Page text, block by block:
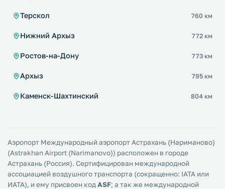
Терскол 760 км
Нижний Архыз 772 км
Ростов-на-Дону 773 км
Архыз 795 км
Каменск-Шахтинский 804 км
Аэропорт Международный аэропорт Астрахань (Нариманово)
(Astrakhan Airport (Narimanovo)) расположен в городе
Астрахань (Россия). Сертифицирован международной
ассоциацией воздушного транспорта (сокращенно: IATA или
ИАТА), и ему присвоен код ASF; а так же международной